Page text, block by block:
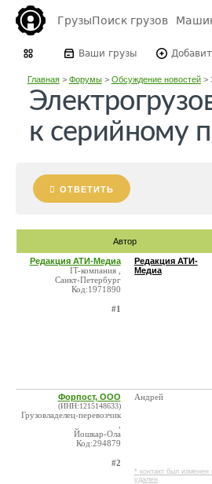
ГрузыПоиск грузов
Ваши грузы
Главная> Форумы> Обсуждение новостей>
к серийному
ОТВЕТИТЬ
Автор
Редакция АТИ-Медиа
IT-компания ,
Санкт-Петербург
Код:1971890
#1
Редакция АТИ-
Медиа
Форпост, ООО
(ИНН:1215148633)
Грузовладелец-перевозчик
Йошкар-Ола
Код:294879
#2
Андрей
* контакт был изменен
удален